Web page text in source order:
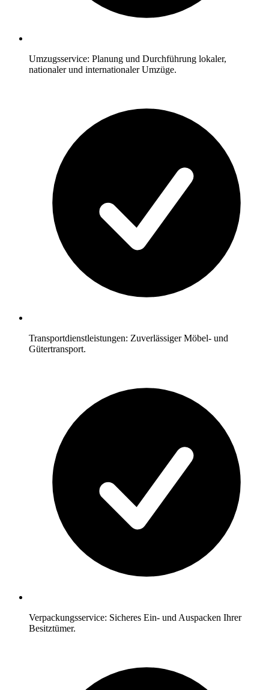
Umzugsservice: Planung und Durchführung lokaler,
nationaler und internationaler Umzüge.
Transportdienstleistungen: Zuverlässiger Möbel- und
Gütertransport.
Verpackungsservice: Sicheres Ein- und Auspacken Ihrer
Besitztümer.